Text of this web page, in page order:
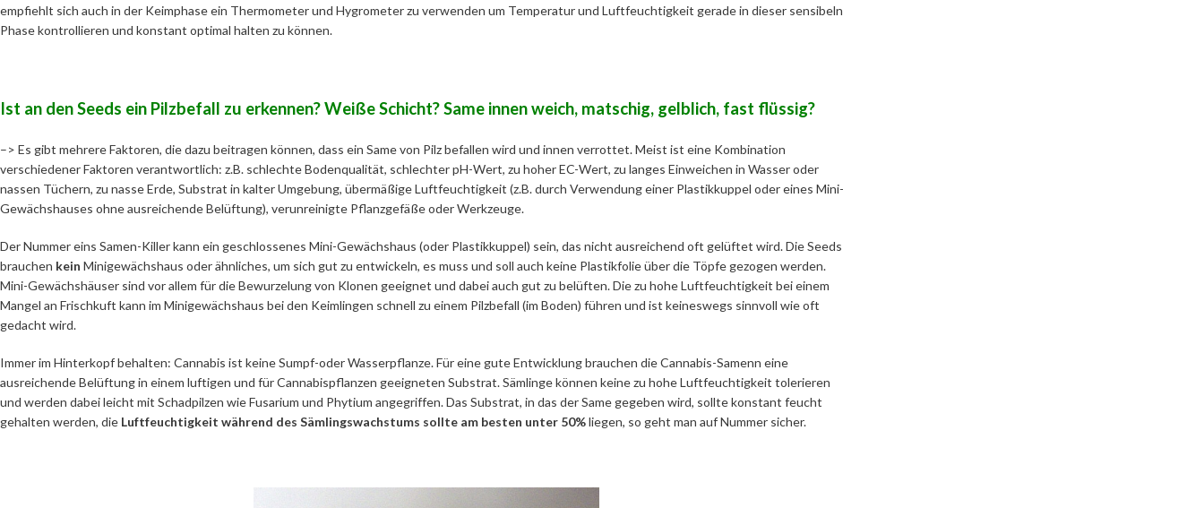
empfiehlt sich auch in der Keimphase ein Thermometer und Hygrometer zu verwenden um Temperatur und Luftfeuchtigkeit gerade in dieser sensibeln
Phase kontrollieren und konstant optimal halten zu können.
Ist an den Seeds ein Pilzbefall zu erkennen? Weiße Schicht? Same innen weich, matschig, gelblich, fast flüssig?
–> Es gibt mehrere Faktoren, die dazu beitragen können, dass ein Same von Pilz befallen wird und innen verrottet. Meist ist eine Kombination
verschiedener Faktoren verantwortlich: z.B. schlechte Bodenqualität, schlechter pH-Wert, zu hoher EC-Wert, zu langes Einweichen in Wasser oder
nassen Tüchern, zu nasse Erde, Substrat in kalter Umgebung, übermäßige Luftfeuchtigkeit (z.B. durch Verwendung einer Plastikkuppel oder eines Mini-
Gewächshauses ohne ausreichende Belüftung), verunreinigte Pflanzgefäße oder Werkzeuge.
Der Nummer eins Samen-Killer kann ein geschlossenes Mini-Gewächshaus (oder Plastikkuppel) sein, das nicht ausreichend oft gelüftet wird. Die Seeds
brauchen kein Minigewächshaus oder ähnliches, um sich gut zu entwickeln, es muss und soll auch keine Plastikfolie über die Töpfe gezogen werden.
Mini-Gewächshäuser sind vor allem für die Bewurzelung von Klonen geeignet und dabei auch gut zu belüften. Die zu hohe Luftfeuchtigkeit bei einem
Mangel an Frischkuft kann im Minigewächshaus bei den Keimlingen schnell zu einem Pilzbefall (im Boden) führen und ist keineswegs sinnvoll wie oft
gedacht wird.
Immer im Hinterkopf behalten: Cannabis ist keine Sumpf-oder Wasserpflanze. Für eine gute Entwicklung brauchen die Cannabis-Samenn eine
ausreichende Belüftung in einem luftigen und für Cannabispflanzen geeigneten Substrat. Sämlinge können keine zu hohe Luftfeuchtigkeit tolerieren
und werden dabei leicht mit Schadpilzen wie Fusarium und Phytium angegriffen. Das Substrat, in das der Same gegeben wird, sollte konstant feucht
gehalten werden, die Luftfeuchtigkeit während des Sämlingswachstums sollte am besten unter 50%liegen, so geht man auf Nummer sicher.